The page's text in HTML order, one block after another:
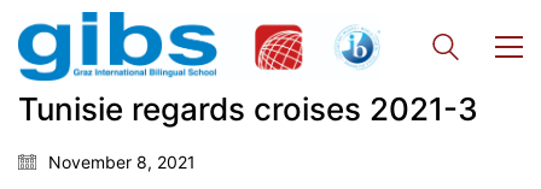
Tunisie regards croises 2021-3
November 8, 2021